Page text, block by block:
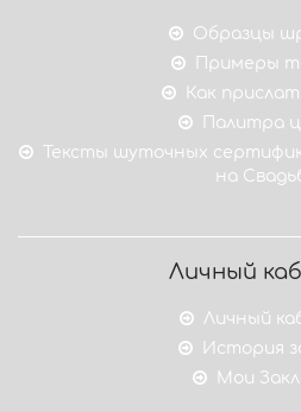
Образцы
Примеры
Как
Палитра
Тексты шуточных
на
Личный
Личный
История
Мои